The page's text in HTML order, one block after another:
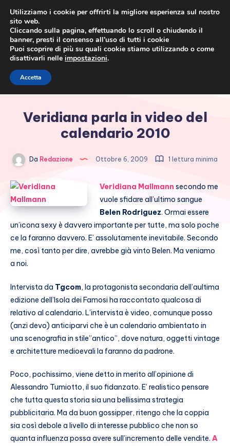
Veridiana parla in video del
calendario 2010
Da Redazione Ottobre 6, 2009 1 lettura minima
Veridiana Mallmann secondo me
vuole sfidare all’ultimo sangue
Belen Rodriguez. Ormai essere
un’icona sexy è davvero importante per tutte, ma solo poche
ce la faranno davvero. E’ assolutamente inevitabile. Secondo
me, così tanto per dire, avrebbe già vinto Belen. Ma veniamo
a noi.
Intervista da Tgcom, la protagonista secondaria dell’aultima
edizione dell’Isola dei Famosi ha raccontato qualcosa di
relativo al calendario. L’intervista è video, comunque posso
(anzi devo) anticiparvi che è un calendario ambientato in
una scenografia in stile”antico”, dove natura, oggetti vintage
e architetture medioevali la faranno da padrone.
Poco, pochissimo, viene detto in merito all’opinione di
Alessandro Tumiotto, il suo fidanzato. E’ realistico pensare
che tutta questa storia sia una bellissima strategia
pubblicitaria. Ma da buon gossipper, ritengo che la coppia
sia così debole a livello di interesse pubblico che non so
quanta influenza possa avere sull’incremento delle vendite. A
Utilizziamo i cookie per offrirti la migliore esperienza sul nostro
sito web.
Cliccando sulla pagina, effettuando lo scroll o chiudendo il
banner, presti il consenso all’uso di tutti i cookie
Puoi scoprire di più su quali cookie stiamo utilizzando o come
disattivarli nelle impostazioni.
Accetta